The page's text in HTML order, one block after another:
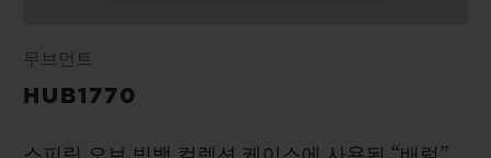
무브먼트
HUB1770